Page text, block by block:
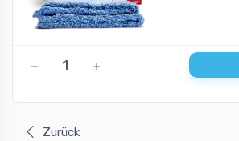
Zurück